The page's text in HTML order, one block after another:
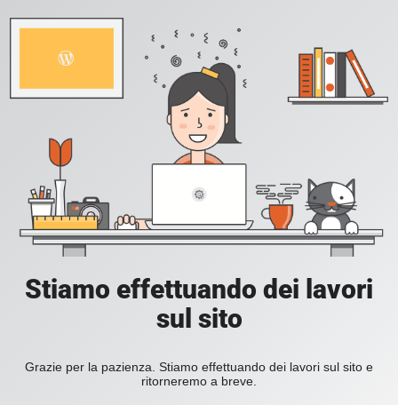
Stiamo effettuando dei lavori
sul sito
Grazie per la pazienza. Stiamo effettuando dei lavori sul sito e
ritorneremo a breve.